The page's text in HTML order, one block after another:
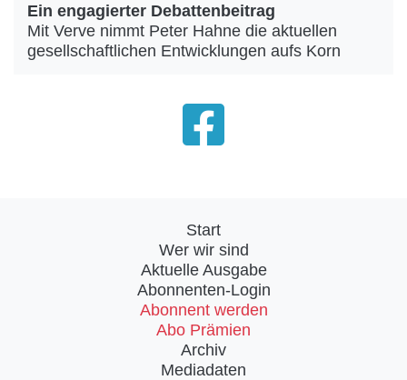
Ein engagierter Debattenbeitrag
Mit Verve nimmt Peter Hahne die aktuellen
gesellschaftlichen Entwicklungen aufs Korn
Start
Wer wir sind
Aktuelle Ausgabe
Abonnenten-Login
Abonnent werden
Abo Prämien
Archiv
Mediadaten